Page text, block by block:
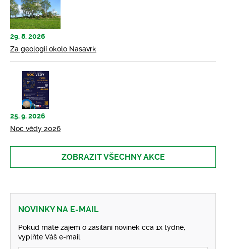
29. 8. 2026
Za geologií okolo Nasavrk
25. 9. 2026
Noc vědy 2026
ZOBRAZIT VŠECHNY AKCE
NOVINKY NA E-MAIL
Pokud máte zájem o zasílání novinek cca 1x týdně,
vyplňte Váš e-mail.